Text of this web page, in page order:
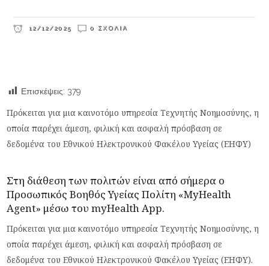
12/12/2025 0 ΣΧΌΛΙΑ
Επισκέψεις: 379
Πρόκειται για μια καινοτόμο υπηρεσία Τεχνητής Νοημοσύνης, η
οποία παρέχει άμεση, φιλική και ασφαλή πρόσβαση σε
δεδομένα του Εθνικού Ηλεκτρονικού Φακέλου Υγείας (ΕΗΦΥ)
Στη διάθεση των πολιτών είναι από σήμερα ο
Προσωπικός Βοηθός Υγείας Πολίτη «MyHealth
Agent» μέσω του myHealth App.
Πρόκειται για μια καινοτόμο υπηρεσία Τεχνητής Νοημοσύνης, η
οποία παρέχει άμεση, φιλική και ασφαλή πρόσβαση σε
δεδομένα του Εθνικού Ηλεκτρονικού Φακέλου Υγείας (ΕΗΦΥ).